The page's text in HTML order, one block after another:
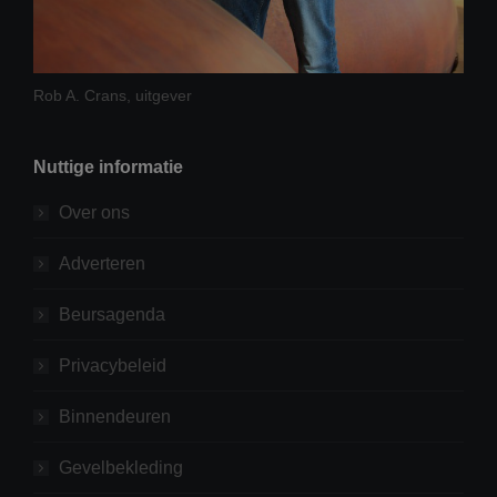
Rob A. Crans, uitgever
Nuttige informatie
Over ons
Adverteren
Beursagenda
Privacybeleid
Binnendeuren
Gevelbekleding